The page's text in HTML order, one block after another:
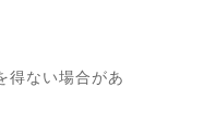
得ない場合があ